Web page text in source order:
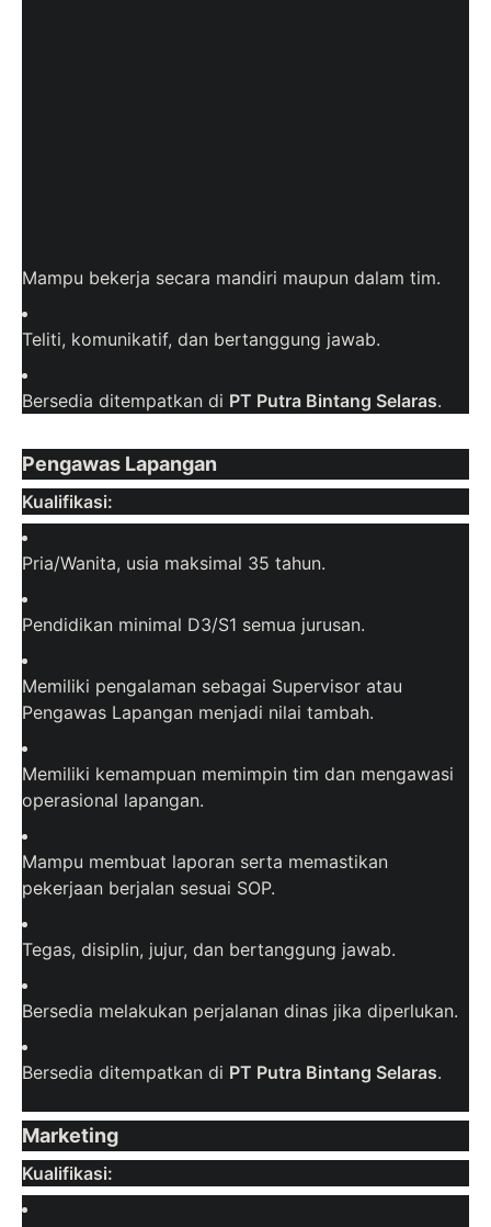
Mampu bekerja secara mandiri maupun dalam tim.
Teliti, komunikatif, dan bertanggung jawab.
Bersedia ditempatkan di PT Putra Bintang Selaras.
Pengawas Lapangan
Kualifikasi:
Pria/Wanita, usia maksimal 35 tahun.
Pendidikan minimal D3/S1 semua jurusan.
Memiliki pengalaman sebagai Supervisor atau
Pengawas Lapangan menjadi nilai tambah.
Memiliki kemampuan memimpin tim dan mengawasi
operasional lapangan.
Mampu membuat laporan serta memastikan
pekerjaan berjalan sesuai SOP.
Tegas, disiplin, jujur, dan bertanggung jawab.
Bersedia melakukan perjalanan dinas jika diperlukan.
Bersedia ditempatkan di PT Putra Bintang Selaras.
Marketing
Kualifikasi: